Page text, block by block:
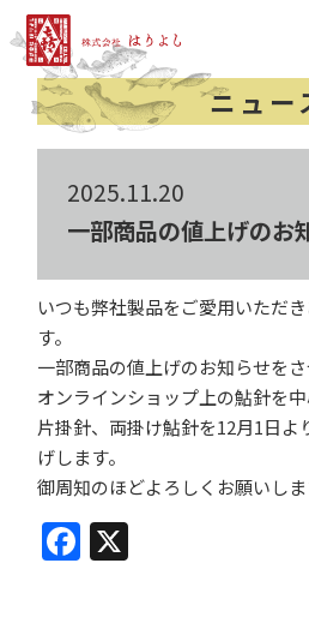
ニュー
2025.11.20
一部商品の値上げのお
いつも弊社製品をご愛用いただ
す。
一部商品の値上げのお知らせをさ
オンラインショップ上の鮎針を
片掛針、両掛け鮎針を12月1日よ
げします。
御周知のほどよろしくお願いしま
Facebook